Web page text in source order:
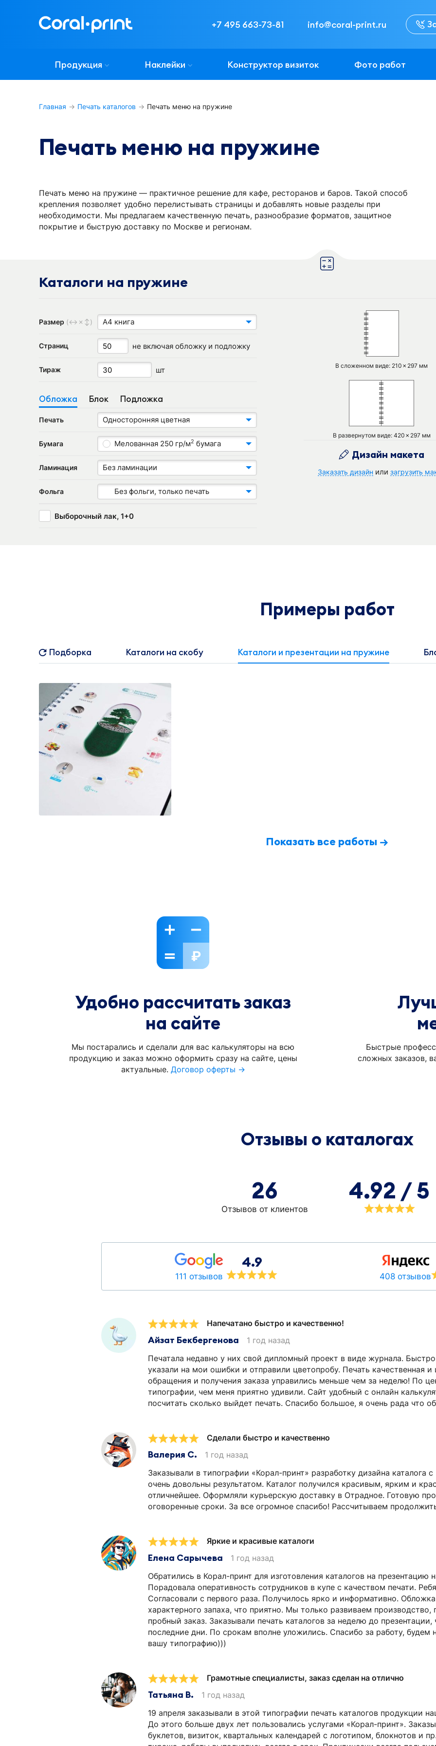
виде:
%w-f%
виде:
%w-f%
+7 495 663-73-81 info@coral-print.ru
Продукция Наклейки Конструктор визиток Фото работ
Главная Печать каталогов Печать меню на пружине
Печать меню на пружине
Печать меню на пружине — практичное решение для кафе, ресторанов и баров. Такой способ
крепления позволяет удобно перелистывать страницы и добавлять новые разделы при
необходимости. Мы предлагаем качественную печать, разнообразие форматов, защитное
покрытие и быструю доставку по Москве и регионам.
Каталоги на пружине
Размер (↔✗↕) А4 книга
Страниц не включая обложку и подложку
Тираж шт
Обложка Блок Подложка
Печать Односторонняя цветная
Бумага Мелованная 250 гр/м2 бумага
Ламинация Без ламинации
Фольга Без фольги, только печать
Выборочный лак, 1+0
В сложенном виде: 210✗297 мм
В развернутом виде: 420✗297 мм
Дизайн макета
Заказать дизайн или загрузить
Примеры работ
Подборка Каталоги на скобу Каталоги и презентации на пружине
Показать все работы →
Удобно рассчитать заказ
на сайте
Мы постарались и сделали для вас калькуляторы на всю
продукцию и заказ можно оформить сразу на сайте, цены
актуальные. Договор оферты →
Быстрые
сложных заказов,
Отзывы о каталогах
26
Отзывов от клиентов
4.92 / 5
111 отзывов
4.9
408 отзывов
Напечатано быстро и качественно!
Айзат Бекбергенова
1 год назад
Печатала недавно у них свой дипломный проект в виде журнала.
указали на мои ошибки и отправили цветопробу. Печать качественная
обращения и получения заказа управились меньше чем за неделю! По
типографии, чем меня приятно удивили. Сайт удобный с онлайн
посчитать сколько выйдет печать. Спасибо большое, я очень рада что
Сделали быстро и качественно
Валерия С.
1 год назад
Заказывали в типографии «Корал-принт» разработку дизайна каталога
очень довольны результатом. Каталог получился красивым, ярким и
отличнейшее. Оформляли курьерскую доставку в Отрадное. Готовую
оговоренные сроки. За все огромное спасибо! Рассчитываем
Яркие и красивые каталоги
Елена Сарычева
1 год назад
Обратились в Корал-принт для изготовления каталогов на
Порадовала оперативность сотрудников в купе с качеством печати.
Согласовали с первого раза. Получилось ярко и информативно.
характерного запаха, что приятно. Мы только развиваем
пробный заказ. Заказывали печать каталогов за неделю до презентации,
последние дни. По срокам вполне уложились. Спасибо за работу,
вашу типографию)))
Грамотные специалисты, заказ сделан на отлично
Татьяна В.
1 год назад
19 апреля заказывали в этой типографии печать каталогов продукции
До этого больше двух лет пользовались услугами «Корал-принт».
буклетов, визиток, квартальных календарей с логотипом, блокнотов и